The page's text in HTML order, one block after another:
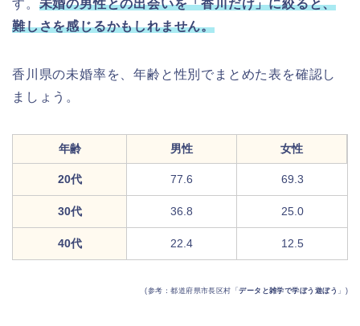
す。 未婚の男性との出会いを「香川だけ」に絞ると、
難しさを感じるかもしれません。
香川県の未婚率を、年齢と性別でまとめた表を確認し
ましょう。
年齢 男性 女性
20代 77.6 69.3
30代 36.8 25.0
40代 22.4 12.5
(参考：都道府県市長区村「データと雑学で学ぼう遊ぼう 」)